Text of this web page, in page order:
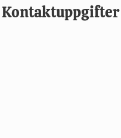
Kontaktuppgifter